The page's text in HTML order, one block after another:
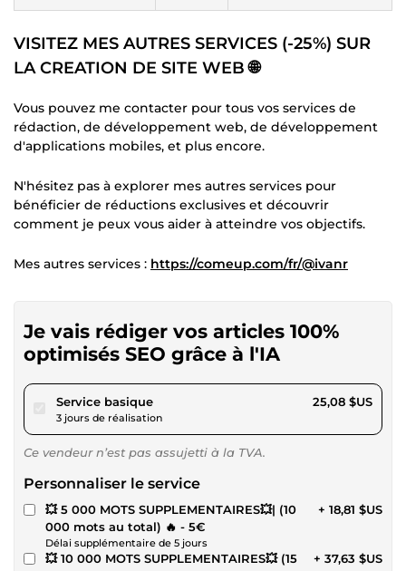
VISITEZ MES AUTRES SERVICES (-25%) SUR
LA CREATION DE SITE WEB 🌐
Vous pouvez me contacter pour tous vos services de
rédaction, de développement web, de développement
d'applications mobiles, et plus encore.
N'hésitez pas à explorer mes autres services pour
bénéficier de réductions exclusives et découvrir
comment je peux vous aider à atteindre vos objectifs.
Mes autres services : https://comeup.com/fr/@ivanr
Je vais rédiger vos articles 100%
optimisés SEO grâce à l'IA
Service basiquepour 23,12 $US
3 jours de réalisation
25,08 $US
Ce vendeur n’est pas assujetti à la TVA.
Personnaliser le service
💥 5 000 MOTS SUPPLEMENTAIRES💥| (10
000 mots au total) 🔥 - 5€
Délai supplémentaire de 5 jours
+ 18,81 $US
💥 10 000 MOTS SUPPLEMENTAIRES💥 (15
+ 37,63 $US